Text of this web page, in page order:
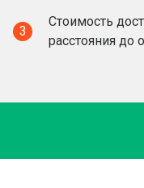
3
Стоимость
расстояния до